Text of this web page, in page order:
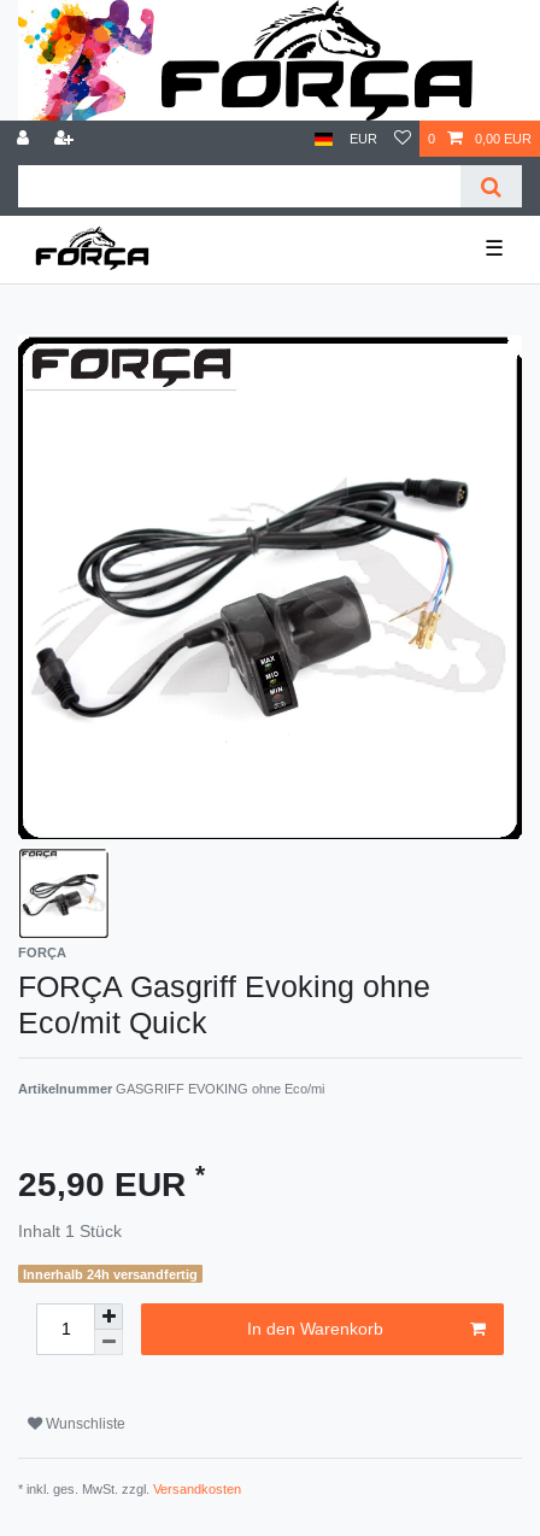
EUR 0 0,00 EUR
☰
FORÇA
FORÇA Gasgriff Evoking ohne
Eco/mit Quick
Artikelnummer GASGRIFF EVOKING ohne Eco/mi
25,90 EUR *
Inhalt 1 Stück
Innerhalb 24h versandfertig
In den Warenkorb
Wunschliste
* inkl. ges. MwSt. zzgl. Versandkosten